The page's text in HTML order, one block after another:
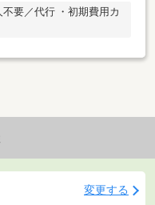
要／代行 ・初期費用カ
変更する